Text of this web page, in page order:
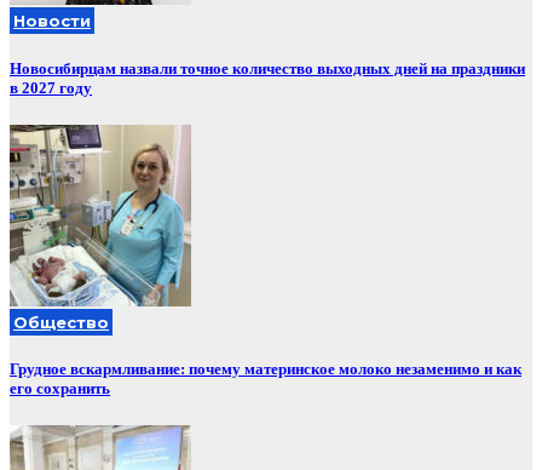
Новости
Новосибирцам назвали точное количество выходных дней на праздники
в 2027 году
Общество
Грудное вскармливание: почему материнское молоко незаменимо и как
его сохранить